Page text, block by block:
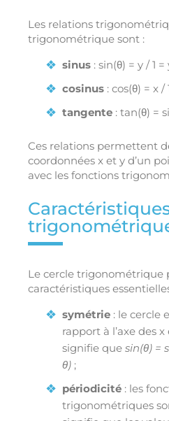
Les relations
trigonométrique sont :
sinus : sin(θ) = y / 1 =
cosinus : cos(θ) = x /
tangente : tan(θ) =
Ces relations permettent
coordonnées x et y d’un
avec les fonctions
Le cercle trigonométrique
caractéristiques
symétrie : le cercle
rapport à l’axe des x
signifie que sin(θ) =
θ) ;
périodicité : les
trigonométriques